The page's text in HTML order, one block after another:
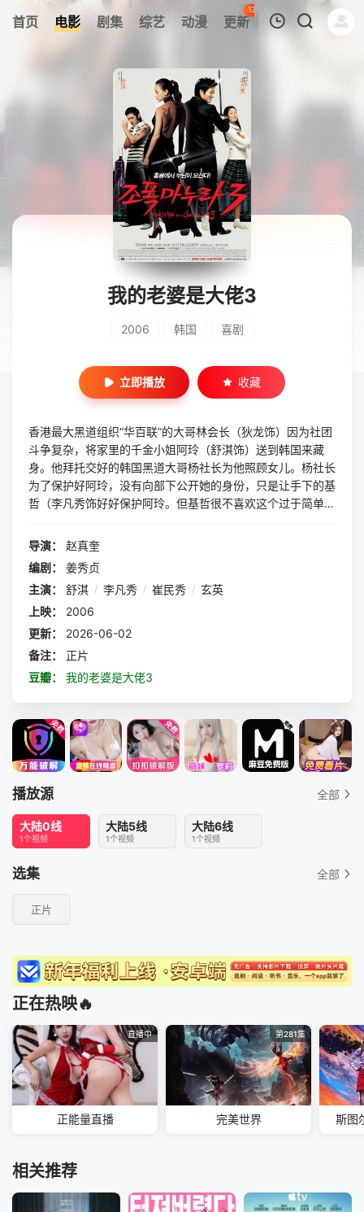
首页 电影 剧集 综艺 动漫 更新
133
热榜 APP
暂无观看影片的记录
我的老婆是大佬3
2006 韩国 喜剧
立即播放 收藏
香港最大黑道组织“华百联”的大哥林会长（狄龙饰）因为社团
斗争复杂，将家里的千金小姐阿玲（舒淇饰）送到韩国来藏
身。他拜托交好的韩国黑道大哥杨社长为他照顾女儿。杨社长
为了保护好阿玲，没有向部下公开她的身份，只是让手下的基
哲（李凡秀饰好好保护阿玲。但基哲很不喜欢这个过于简单的
做好沟通，基哲请了一个来自中国延边的女孩燕熙做翻译。但
是，阿玲和负责保护她的基哲随着接触增加，两人居然坠入了
情网，难道黑社会家庭的暴力因子还不够，还要从国外“引进”
吗？
导演：
赵真奎
编剧：
姜秀贞
主演：
舒淇 / 李凡秀 / 崔民秀 / 玄英
上映：
2006
更新：
2026-06-02
备注：
正片
豆瓣：
我的老婆是大佬3
播放源 全部
大陆0线
1个视频
大陆5线
1个视频
大陆6线
1个视频
选集 全部
正片
正在热映🔥
直播中
正能量直播
第281集
完美世界 斯图
相关推荐